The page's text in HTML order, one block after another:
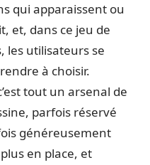
qui apparaissent ou
et, dans ce jeu de
les utilisateurs se
à choisir.
tout un arsenal de
parfois réservé
généreusement
en place, et